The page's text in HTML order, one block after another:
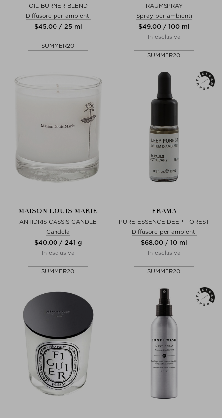
OIL BURNER BLEND
Diffusore per ambienti
$‌45.00 / 25 ml
SUMMER20
RAUMSPRAY
Spray per ambienti
$‌49.00 / 100 ml
In esclusiva
SUMMER20
MAISON LOUIS MARIE
ANTIDRIS CASSIS CANDLE
Candela
$‌40.00 / 241 g
In esclusiva
SUMMER20
FRAMA
PURE ESSENCE DEEP FOREST
Diffusore per ambienti
$‌68.00 / 10 ml
In esclusiva
SUMMER20